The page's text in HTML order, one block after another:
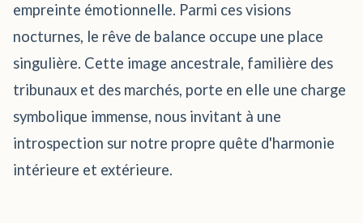
empreinte émotionnelle. Parmi ces visions
nocturnes, le rêve de balance occupe une place
singulière. Cette image ancestrale, familière des
tribunaux et des marchés, porte en elle une charge
symbolique immense, nous invitant à une
introspection sur notre propre quête d'harmonie
intérieure et extérieure.